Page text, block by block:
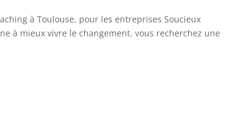
à Toulouse, pour les entreprises Soucieux
à mieux vivre le changement, vous recherchez une